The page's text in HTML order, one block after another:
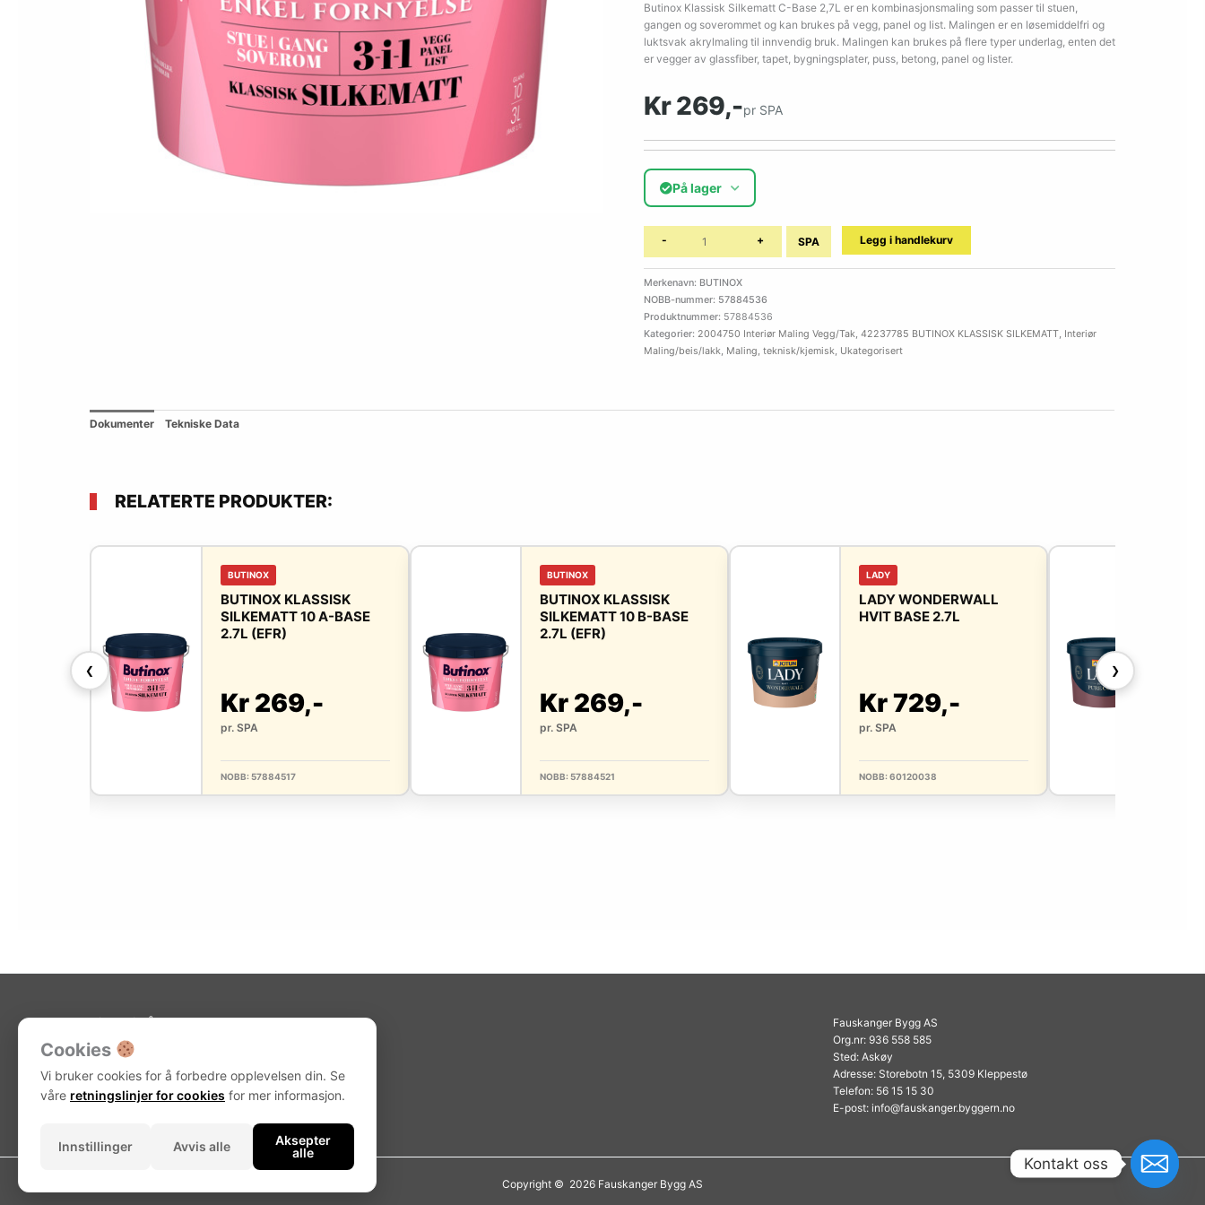
Butinox Klassisk Silkematt C-Base 2,7L er en kombinasjonsmaling som passer til stuen,
gangen og soverommet og kan brukes på vegg, panel og list. Malingen er en løsemiddelfri og
luktsvak akrylmaling til innvendig bruk. Malingen kan brukes på flere typer underlag, enten det
er vegger av glassfiber, tapet, bygningsplater, puss, betong, panel og lister.
Kr 269,-pr SPA
På lager
- + SPA Legg i handlekurv
Merkenavn: BUTINOX
NOBB-nummer: 57884536
Produktnummer: 57884536
Kategorier: 2004750 Interiør Maling Vegg/Tak, 42237785 BUTINOX KLASSISK SILKEMATT, Interiør
Maling/beis/lakk, Maling, teknisk/kjemisk, Ukategorisert
Dokumenter Tekniske Data
RELATERTE PRODUKTER:
❮
BUTINOX
BUTINOX KLASSISK
SILKEMATT 10 A-BASE
2.7L (EFR)
Kr 269,-
pr. SPA
NOBB: 57884517
BUTINOX
BUTINOX KLASSISK
SILKEMATT 10 B-BASE
2.7L (EFR)
Kr 269,-
pr. SPA
NOBB: 57884521
LADY
LADY WONDERWALL
HVIT BASE 2.7L
Kr 729,-
pr. SPA
NOBB: 60120038
❯
Kjøpsvilkår-netthandel
Retningslinjer for cookie
Personvernerklæring
H-panne
Fauskanger Bygg AS
Org.nr: 936 558 585
Sted: Askøy
Adresse: Storebotn 15, 5309 Kleppestø
Telefon: 56 15 15 30
E-post: info@fauskanger.byggern.no
Copyright © 2026 Fauskanger Bygg AS
Cookies
Vi bruker cookies for å forbedre opplevelsen din. Se
våre retningslinjer for cookies for mer informasjon.
Innstillinger Avvis alle
Aksepter
alle
Kontakt oss